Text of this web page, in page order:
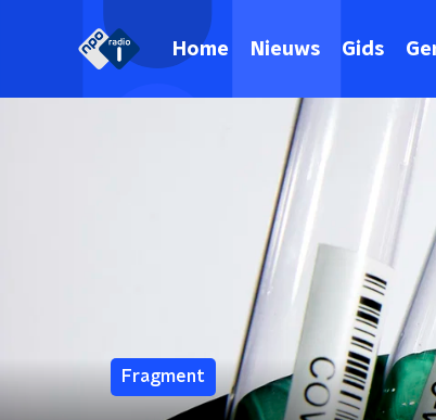
Home Nieuws Gids
Fragment